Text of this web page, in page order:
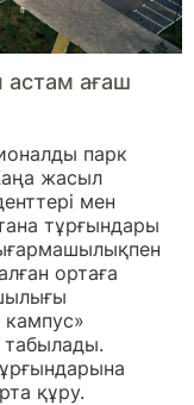
астам ағаш
парк
жасыл
мен
тұрғындары
ортаға
табылады.
құру.